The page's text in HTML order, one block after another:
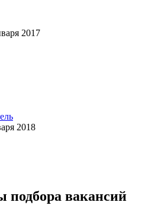
2017
2018
вакансий